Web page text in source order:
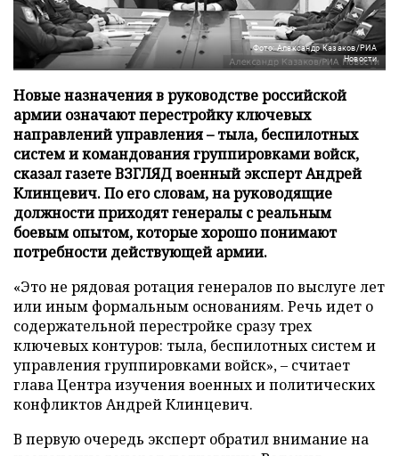
Фото: Александр Казаков/РИА
Новости
Новые назначения в руководстве российской
армии означают перестройку ключевых
направлений управления – тыла, беспилотных
систем и командования группировками войск,
сказал газете ВЗГЛЯД военный эксперт Андрей
Клинцевич. По его словам, на руководящие
должности приходят генералы с реальным
боевым опытом, которые хорошо понимают
потребности действующей армии.
«Это не рядовая ротация генералов по выслуге лет
или иным формальным основаниям. Речь идет о
содержательной перестройке сразу трех
ключевых контуров: тыла, беспилотных систем и
управления группировками войск», – считает
глава Центра изучения военных и политических
конфликтов Андрей Клинцевич.
В первую очередь эксперт обратил внимание на